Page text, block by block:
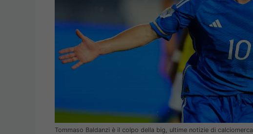
Tommaso Baldanzi è il colpo della big, ultime notizie di